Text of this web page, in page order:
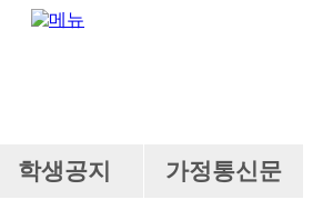
학생공지 가정통신문